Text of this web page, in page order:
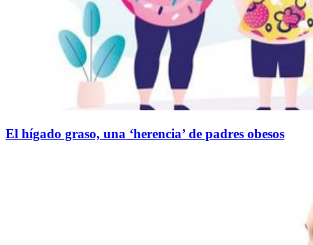
El hígado graso, una ‘herencia’ de padres obesos